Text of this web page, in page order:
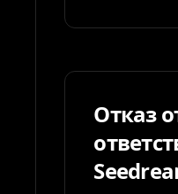
Отказ